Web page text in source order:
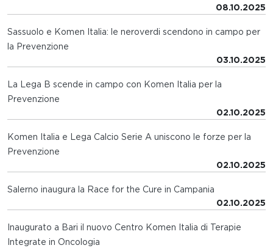
08.10.2025
Sassuolo e Komen Italia: le neroverdi scendono in campo per
la Prevenzione
03.10.2025
La Lega B scende in campo con Komen Italia per la
Prevenzione
02.10.2025
Komen Italia e Lega Calcio Serie A uniscono le forze per la
Prevenzione
02.10.2025
Salerno inaugura la Race for the Cure in Campania
02.10.2025
Inaugurato a Bari il nuovo Centro Komen Italia di Terapie
Integrate in Oncologia